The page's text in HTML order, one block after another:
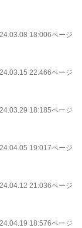
18:006ページ
22:466ページ
18:185ページ
19:017ページ
21:036ページ
18:576ページ